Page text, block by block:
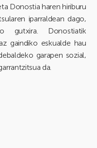
Donostia haren hiriburu
iparraldean dago,
gutxira. Donostiatik
gaindiko eskualde hau
garapen sozial,
da.